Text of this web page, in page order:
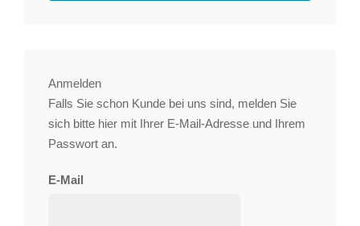
Anmelden
Falls Sie schon Kunde bei uns sind, melden Sie
sich bitte hier mit Ihrer E-Mail-Adresse und Ihrem
Passwort an.
E-Mail